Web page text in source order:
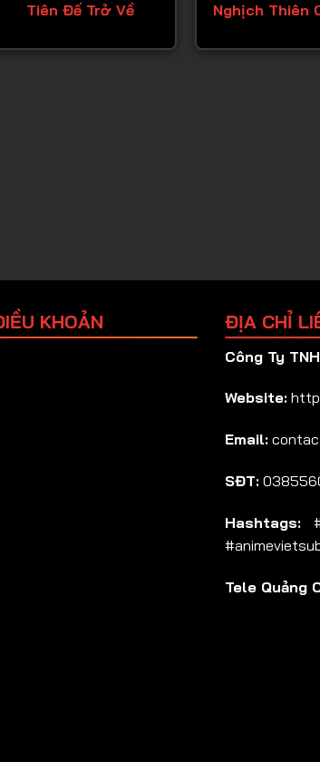
Tiên Đế Trở Về Nghịch Thiên
KHOẢN ĐỊA CHỈ
Công Ty
Website:
Email:
SĐT:
Hashtags:
Tele Quảng